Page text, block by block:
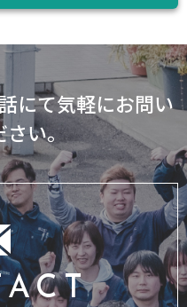
にて気軽にお問い
さい。